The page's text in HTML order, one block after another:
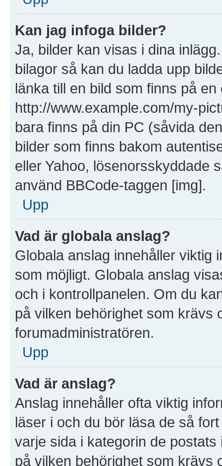
Kan jag infoga bilder?
Ja, bilder kan visas i dina
bilagor så kan du ladda upp
länka till en bild som finns på
http://www.example.com/my-
bara finns på din PC (såvida
bilder som finns bakom
eller Yahoo, lösenorsskyddade
använd BBCode-taggen [img].
Upp
Vad är globala anslag?
Globala anslag innehåller viktig
som möjligt. Globala anslag
och i kontrollpanelen. Om du
på vilken behörighet som krävs
forumadministratören.
Upp
Vad är anslag?
Anslag innehåller ofta viktig
läser i och du bör läsa de så
varje sida i kategorin de
på vilken behörighet som krävs